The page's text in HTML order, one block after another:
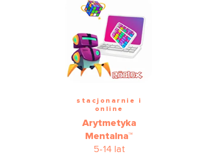
stacjonarnie i
online
Arytmetyka
Mentalna™
5-14 lat